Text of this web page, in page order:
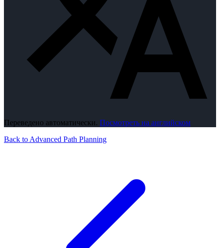
Переведено автоматически. Посмотреть на английском
Back to Advanced Path Planning